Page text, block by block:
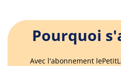
Pourquoi
Avec l'abonnement